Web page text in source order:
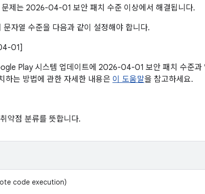
제는 2026-04-01 보안 패치 수준 이상에서 해결됩니다.
자열 수준을 다음과 같이 설정해야 합니다.
01]
Play 시스템 업데이트에 2026-04-01 보안 패치 수준과
하는 방법에 관한 자세한 내용은 이 도움말을 참고하세요.
약점 분류를 뜻합니다.
code execution)